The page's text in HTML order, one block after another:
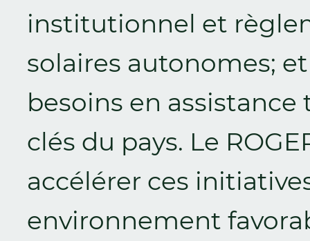
institutionnel et
solaires autonomes;
besoins en
clés du pays. Le
accélérer ces
environnement